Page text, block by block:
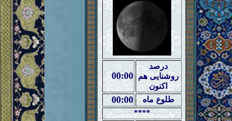
00:00
درصد
روشنایی هم
اکنون
00:00
طلوع ماه
****